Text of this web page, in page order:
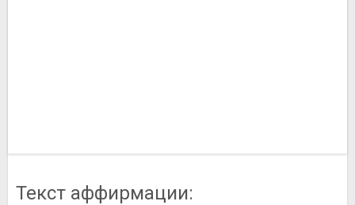
Текст аффирмации: